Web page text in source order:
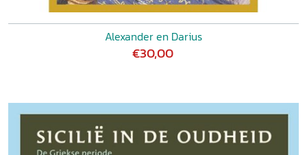
Alexander en Darius
€30,00